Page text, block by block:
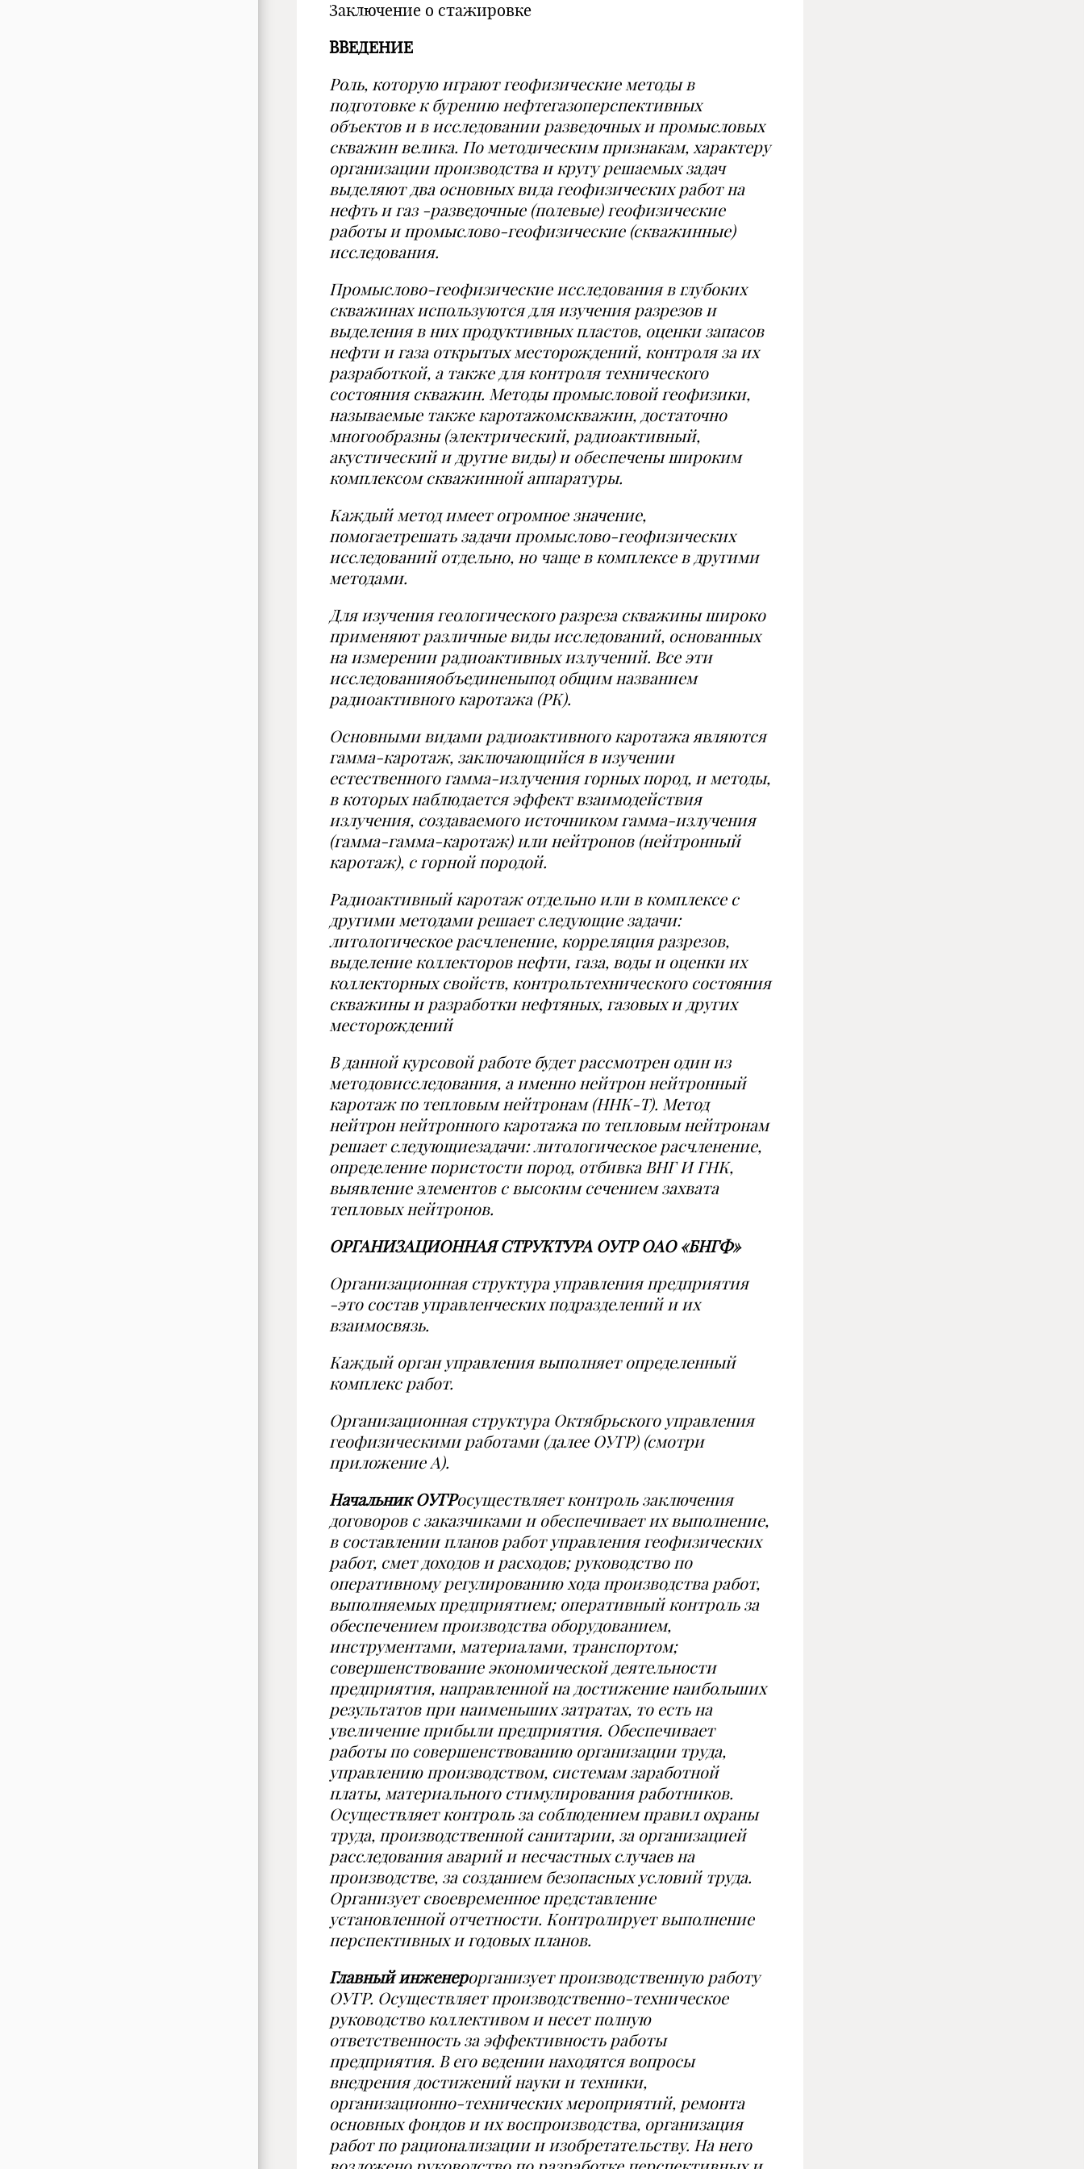
Заключение о стажировке
ВВЕДЕНИЕ
Роль, которую играют геофизические методы в
подготовке к бурению нефтегазоперспективных
объектов и в исследовании разведочных и промысловых
скважин велика. По методическим признакам, характеру
организации производства и кругу решаемых задач
выделяют два основных вида геофизических работ на
нефть и газ -разведочные (полевые) геофизические
работы и промыслово-геофизические (скважинные)
исследования.
Промыслово-геофизические исследования в глубоких
скважинах используются для изучения разрезов и
выделения в них продуктивных пластов, оценки запасов
нефти и газа открытых месторождений, контроля за их
разработкой, а также для контроля технического
состояния скважин. Методы промысловой геофизики,
называемые такжекаротажомскважин, достаточно
многообразны (электрический, радиоактивный,
акустический и другие виды) и обеспечены широким
комплексом скважинной аппаратуры.
Каждый метод имеет огромное значение,
помогаетрешать задачи промыслово-геофизических
исследований отдельно, но чаще в комплексе в другими
методами.
Для изучения геологического разреза скважины широко
применяют различные виды исследований, основанных
на измерении радиоактивных излучений. Все эти
исследованияобъединеныпод общим названием
радиоактивного каротажа (РК).
Основными видами радиоактивного каротажа являются
гамма-каротаж, заключающийся в изучении
естественного гамма-излучения горных пород, и методы,
в которых наблюдается эффект взаимодействия
излучения, создаваемого источником гамма-излучения
(гамма-гамма-каротаж) или нейтронов (нейтронный
каротаж), с горной породой.
Радиоактивный каротаж отдельно или в комплексе с
другими методами решает следующие задачи:
литологическое расчленение, корреляция разрезов,
выделение коллекторов нефти, газа, воды и оценки их
коллекторных свойств, контрольтехнического состояния
скважины и разработки нефтяных, газовых и других
месторождений
В данной курсовой работе будет рассмотрен один из
методовисследования, а именно нейтроннейтронный
каротаж по тепловым нейтронам (ННК-Т). Метод
нейтроннейтронного каротажа по тепловым нейтронам
решает следующиезадачи: литологическое расчленение,
определение пористости пород, отбивка ВНГ И ГНК,
выявление элементов с высоким сечением захвата
тепловых нейтронов.
ОРГАНИЗАЦИОННАЯ СТРУКТУРА ОУГР ОАО «БНГФ»
Организационная структура управления предприятия
-это состав управленческих подразделений и их
взаимосвязь.
Каждый орган управления выполняет определенный
комплекс работ.
Организационная структура Октябрьского управления
геофизическими работами (далее ОУГР) (смотри
приложение А).
Начальник ОУГРосуществляет контроль заключения
договоров с заказчиками и обеспечивает их выполнение,
в составлении планов работ управления геофизических
работ, смет доходов и расходов; руководство по
оперативному регулированию хода производства работ,
выполняемых предприятием; оперативный контроль за
обеспечением производства оборудованием,
инструментами, материалами, транспортом;
совершенствование экономической деятельности
предприятия, направленной на достижение наибольших
результатов при наименьших затратах, то есть на
увеличение прибыли предприятия. Обеспечивает
работы по совершенствованию организации труда,
управлению производством, системам заработной
платы, материального стимулирования работников.
Осуществляет контроль за соблюдением правил охраны
труда, производственной санитарии, за организацией
расследования аварий и несчастных случаев на
производстве, за созданием безопасных условий труда.
Организует своевременное представление
установленной отчетности. Контролирует выполнение
перспективных и годовых планов.
Главный инженерорганизует производственную работу
ОУГР. Осуществляет производственно-техническое
руководство коллективом и несет полную
ответственность за эффективность работы
предприятия. В его ведении находятся вопросы
внедрения достижений науки и техники,
организационно-технических мероприятий, ремонта
основных фондов и их воспроизводства, организация
работ по рационализации и изобретательству. На него